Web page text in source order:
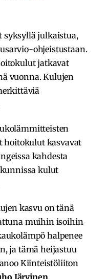
julkaistua,
ohjeistustaan.
jatkavat
vuonna. Kulujen
hoitokulut kasvavat
kahdesta
kulut
kasvu on tänä
muihin isoihin
halpenee
ja tämä heijastuu
Kiinteistöliiton
Järvinen.